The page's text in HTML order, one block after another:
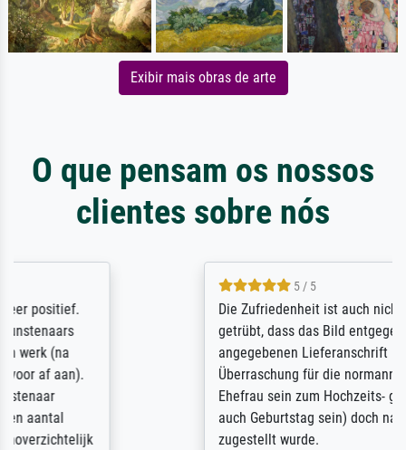
Exibir mais obras de arte
O que pensam os nossos
clientes sobre nós
Die Zufriedenheit ist auch nicht dadurch
getrübt, dass das Bild entgegen einer
angegebenen Lieferanschrift (sollte eine
Überraschung für die normannische
Ehefrau sein zum Hochzeits- gleichzeitig
auch Geburtstag sein) doch nach zu Hause
zugestellt wurde.